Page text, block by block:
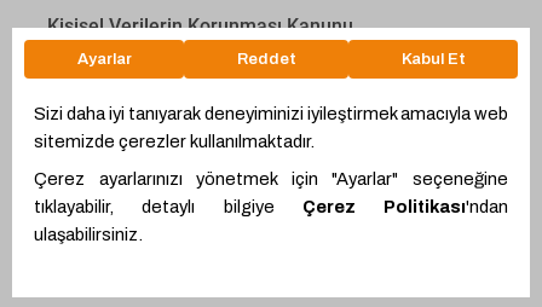
WhatsApp
Teklif Hattı
Kişisel Verilerin Korunması Kanunu
İletişim Aydınlatma Metni
Proyakıt
Ödeme Hesaplama Aracı